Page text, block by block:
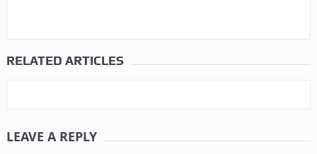
RELATED ARTICLES
LEAVE A REPLY